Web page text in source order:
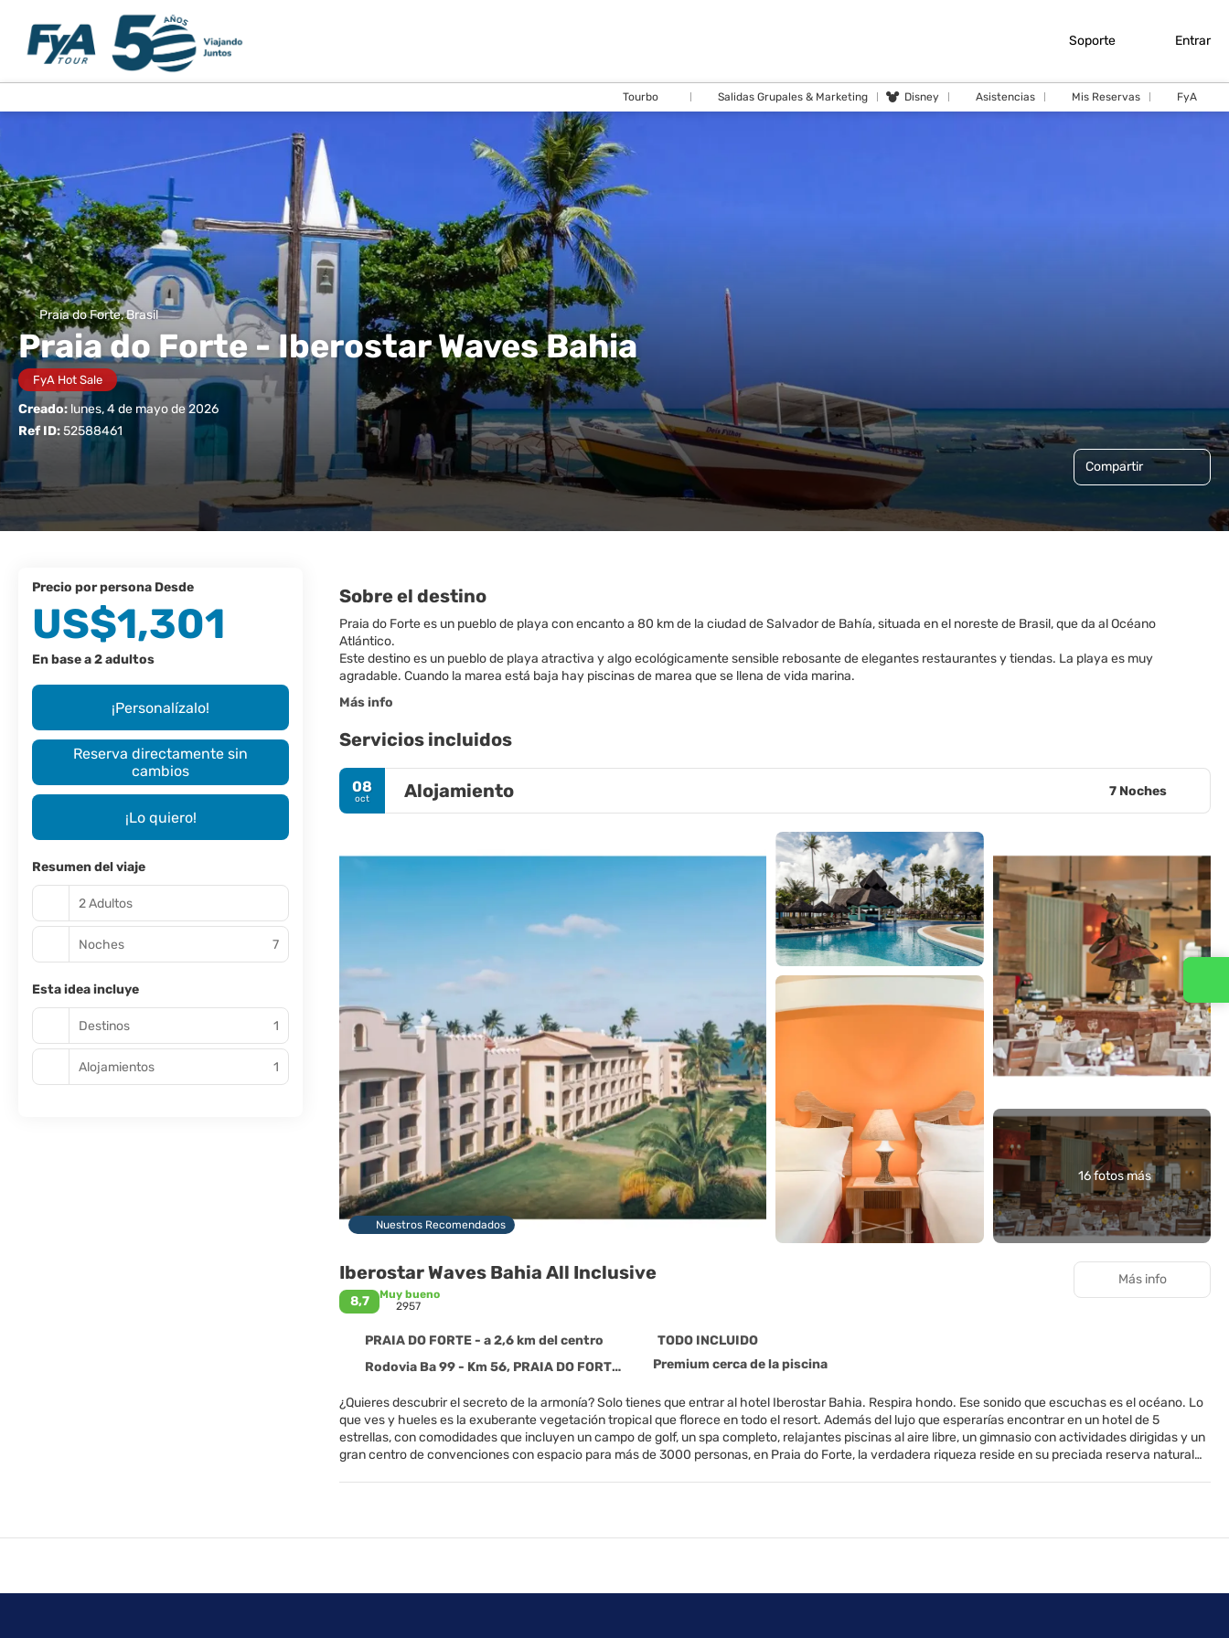
Soporte Entrar
Tourbo Salidas Grupales & Marketing Disney Asistencias Mis Reservas FyA
Praia do Forte, Brasil
Praia do Forte - Iberostar Waves Bahia
FyA Hot Sale
Creado: lunes, 4 de mayo de 2026
Ref ID:52588461
Compartir
Sobre el destino
Praia do Forte es un pueblo de playa con encanto a 80 km de la ciudad de Salvador de Bahía, situada en el noreste de Brasil, que da al Océano
Atlántico.
Este destino es un pueblo de playa atractiva y algo ecológicamente sensible rebosante de elegantes restaurantes y tiendas. La playa es muy
agradable. Cuando la marea está baja hay piscinas de marea que se llena de vida marina.
Más info
Servicios incluidos
08
oct Alojamiento 7 Noches
Nuestros Recomendados
16 fotos más
Iberostar Waves Bahia All Inclusive
8,7
Muy bueno
2957
PRAIA DO FORTE - a 2,6 km del centro
TODO INCLUIDO
Rodovia Ba 99 - Km 56, PRAIA DO FORTE 48280-000
Premium cerca de la piscina
¿Quieres descubrir el secreto de la armonía? Solo tienes que entrar al hotel Iberostar Bahia. Respira hondo. Ese sonido que escuchas es el océano. Lo
que ves y hueles es la exuberante vegetación tropical que florece en todo el resort. Además del lujo que esperarías encontrar en un hotel de 5
estrellas, con comodidades que incluyen un campo de golf, un spa completo, relajantes piscinas al aire libre, un gimnasio con actividades dirigidas y un
gran centro de convenciones con espacio para más de 3000 personas, en Praia do Forte, la verdadera riqueza reside en su preciada reserva natural
Más info
precio por persona Desde
US$1,301
En base a 2 adultos
¡Personalízalo!
Reserva directamente sin
cambios
¡Lo quiero!
Resumen del viaje
2 Adultos
Noches 7
Esta idea incluye
Destinos 1
Alojamientos 1
Contacta con nosotros